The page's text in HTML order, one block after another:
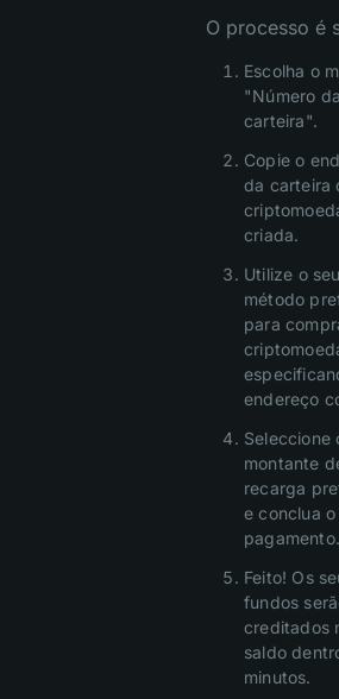
O processo é
Escolha o
"Número
carteira".
Copie o
da carteira
criada.
Utilize o
método
para
endereço
Seleccione
montante
recarga
e conclua o
pagamento.
Feito! Os
fundos
creditados
saldo
minutos.